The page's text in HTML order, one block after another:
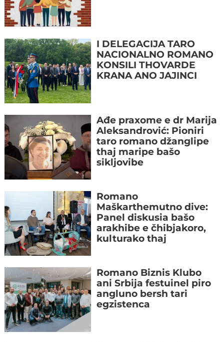
I DELEGACIJA TARO
NACIONALNO ROMANO
KONSILI THOVARDE
KRANA ANO JAJINCI
Ađe praxome e dr Marija
Aleksandrović: Pioniri
taro romano džanglipe
thaj maripe bašo
sikljovibe
Romano
Maškarthemutno dive:
Panel diskusia bašo
arakhibe e čhibjakoro,
kulturako thaj
Romano Biznis Klubo
ani Srbija festuinel piro
angluno bersh tari
egzistenca